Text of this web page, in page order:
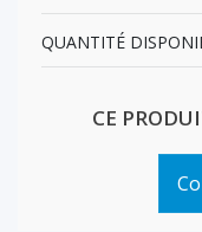
QUANTITÉ
CE